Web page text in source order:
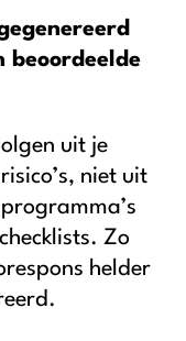
beoordeelde
uit je
niet uit
Zo
helder